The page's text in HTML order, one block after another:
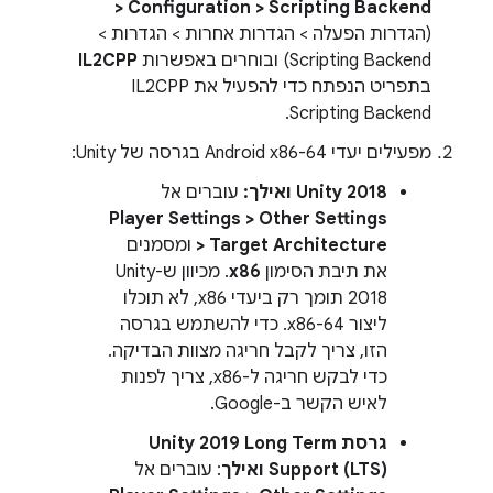
> Configuration > Scripting Backend
(הגדרות הפעלה > הגדרות אחרות > הגדרות >
Scripting Backend) ובוחרים באפשרות
IL2CPP
בתפריט הנפתח כדי להפעיל את IL2CPP
Scripting Backend.
מפעילים יעדי Android x86-64 בגרסה של Unity:
Unity 2018 ואילך:
עוברים אל
Player Settings > Other Settings
> Target Architecture ומסמנים
את תיבת הסימון x86
. מכיוון ש-Unity
2018 תומך רק ביעדי x86, לא תוכלו
ליצור x86-64. כדי להשתמש בגרסה
הזו, צריך לקבל חריגה מצוות הבדיקה.
כדי לבקש חריגה ל-x86, צריך לפנות
לאיש הקשר ב-Google.
גרסת Unity 2019 Long Term
Support (LTS) ואילך
: עוברים אל